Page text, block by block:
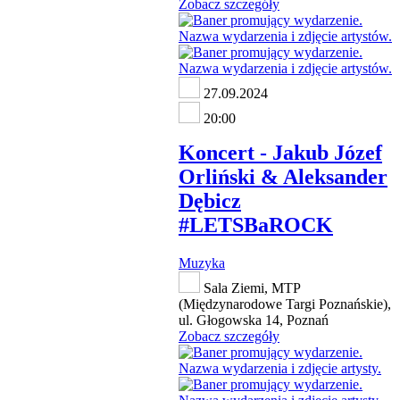
Zobacz szczegóły
27.09.2024
20:00
Koncert - Jakub Józef
Orliński & Aleksander
Dębicz
#LETSBaROCK
Muzyka
Sala Ziemi, MTP
(Międzynarodowe Targi Poznańskie),
ul. Głogowska 14, Poznań
Zobacz szczegóły